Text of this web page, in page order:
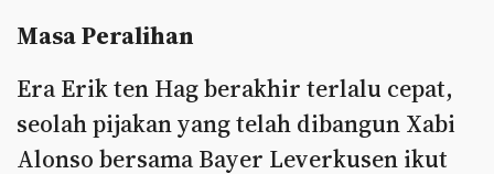
Masa Peralihan
Era Erik ten Hag berakhir terlalu cepat,
seolah pijakan yang telah dibangun Xabi
Alonso bersama Bayer Leverkusen ikut